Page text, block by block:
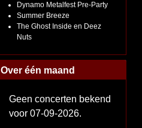
Dynamo Metalfest Pre-Party
Summer Breeze
The Ghost Inside en Deez
Nuts
Over één maand
Geen concerten bekend
voor 07-09-2026.